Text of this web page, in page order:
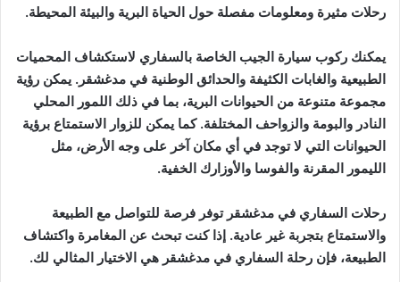
رحلات مثيرة ومعلومات مفصلة حول الحياة البرية والبيئة المحيطة.
يمكنك ركوب سيارة الجيب الخاصة بالسفاري لاستكشاف المحميات
الطبيعية والغابات الكثيفة والحدائق الوطنية في مدغشقر. يمكن رؤية
مجموعة متنوعة من الحيوانات البرية، بما في ذلك اللمور المحلي
النادر والبومة والزواحف المختلفة. كما يمكن للزوار الاستمتاع برؤية
الحيوانات التي لا توجد في أي مكان آخر على وجه الأرض، مثل
الليمور المقرنة والفوسا والأوزارك الخفية.
رحلات السفاري في مدغشقر توفر فرصة للتواصل مع الطبيعة
والاستمتاع بتجربة غير عادية. إذا كنت تبحث عن المغامرة واكتشاف
الطبيعة، فإن رحلة السفاري في مدغشقر هي الاختيار المثالي لك.